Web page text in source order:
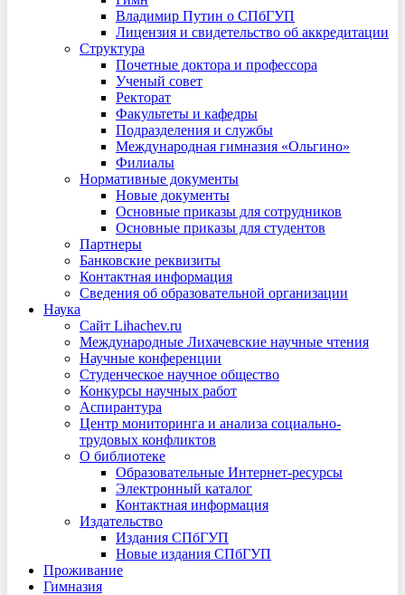
Владимир Путин о СПбГУП
Лицензия и свидетельство об аккредитации
Структура
Почетные доктора и профессора
Ученый совет
Ректорат
Факультеты и кафедры
Подразделения и службы
Международная гимназия «Ольгино»
Филиалы
Нормативные документы
Новые документы
Основные приказы для сотрудников
Основные приказы для студентов
Партнеры
Банковские реквизиты
Контактная информация
Сведения об образовательной организации
Наука
Сайт Lihachev.ru
Международные Лихачевские научные чтения
Научные конференции
Студенческое научное общество
Конкурсы научных работ
Аспирантура
Центр мониторинга и анализа социально-
трудовых конфликтов
О библиотеке
Образовательные Интернет-ресурсы
Электронный каталог
Контактная информация
Издательство
Издания СПбГУП
Новые издания СПбГУП
Проживание
Гимназия